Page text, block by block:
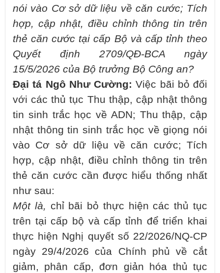
nói vào Cơ sở dữ liệu về căn cước; Tích
hợp, cập nhật, điều chỉnh thông tin trên
thẻ căn cước tại cấp Bộ và cấp tỉnh theo
Quyết định 2709/QĐ-BCA ngày
15/5/2026 của Bộ trưởng Bộ Công an?
Đại tá Ngô Như Cường: Việc bãi bỏ đối
với các thủ tục Thu thập, cập nhật thông
tin sinh trắc học về ADN; Thu thập, cập
nhật thông tin sinh trắc học về giọng nói
vào Cơ sở dữ liệu về căn cước; Tích
hợp, cập nhật, điều chỉnh thông tin trên
thẻ căn cước cần được hiểu thống nhất
như sau:
Một là, chỉ bãi bỏ thực hiện các thủ tục
trên tại cấp bộ và cấp tỉnh để triển khai
thực hiện Nghị quyết số 22/2026/NQ-CP
ngày 29/4/2026 của Chính phủ về cắt
giảm, phân cấp, đơn giản hóa thủ tục